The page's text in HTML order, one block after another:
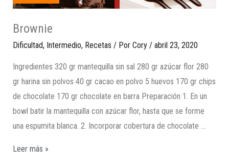
Brownie
Dificultad, Intermedio, Recetas / Por Cory / abril 23, 2020
Ingredientes 320 gr mantequilla sin sal 280 gr azúcar flor 280
gr harina sin polvos 40 gr cacao en polvo 5 huevos 170 gr chips
de chocolate 170 gr chocolate en barra Preparación 1. En un
bowl batir la mantequilla con azúcar flor, hasta que se forme
una espumita blanca. 2. Incorporar cobertura de chocolate …
Leer más »